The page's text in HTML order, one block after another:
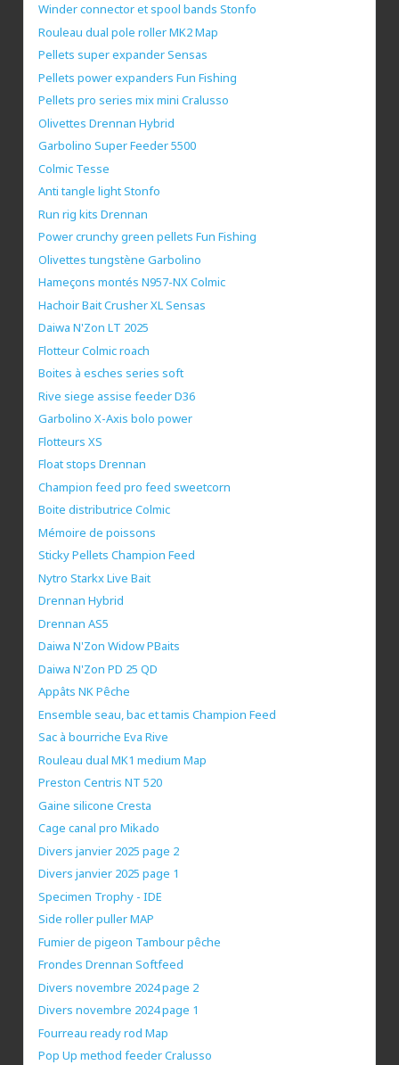
Winder connector et spool bands Stonfo
Rouleau dual pole roller MK2 Map
Pellets super expander Sensas
Pellets power expanders Fun Fishing
Pellets pro series mix mini Cralusso
Olivettes Drennan Hybrid
Garbolino Super Feeder 5500
Colmic Tesse
Anti tangle light Stonfo
Run rig kits Drennan
Power crunchy green pellets Fun Fishing
Olivettes tungstène Garbolino
Hameçons montés N957-NX Colmic
Hachoir Bait Crusher XL Sensas
Daiwa N'Zon LT 2025
Flotteur Colmic roach
Boites à esches series soft
Rive siege assise feeder D36
Garbolino X-Axis bolo power
Flotteurs XS
Float stops Drennan
Champion feed pro feed sweetcorn
Boite distributrice Colmic
Mémoire de poissons
Sticky Pellets Champion Feed
Nytro Starkx Live Bait
Drennan Hybrid
Drennan AS5
Daiwa N'Zon Widow PBaits
Daiwa N'Zon PD 25 QD
Appâts NK Pêche
Ensemble seau, bac et tamis Champion Feed
Sac à bourriche Eva Rive
Rouleau dual MK1 medium Map
Preston Centris NT 520
Gaine silicone Cresta
Cage canal pro Mikado
Divers janvier 2025 page 2
Divers janvier 2025 page 1
Specimen Trophy - IDE
Side roller puller MAP
Fumier de pigeon Tambour pêche
Frondes Drennan Softfeed
Divers novembre 2024 page 2
Divers novembre 2024 page 1
Fourreau ready rod Map
Pop Up method feeder Cralusso